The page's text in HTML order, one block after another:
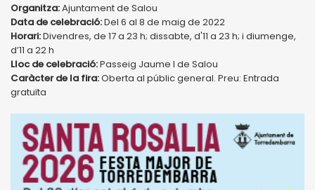
Organitza:Ajuntament de Salou
Data de celebració:Del 6 al 8 de maig de 2022
Horari:Divendres, de 17 a 23 h; dissabte, d'11 a 23 h; i diumenge,
d’11 a 22 h
Lloc de celebració:Passeig Jaume I de Salou
Caràcter de la fira:Oberta al públic general. Preu: Entrada
gratuïta